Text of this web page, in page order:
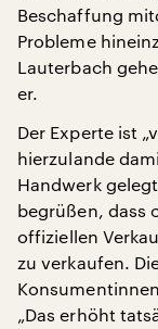
Beschaffung
Probleme
Lauterbach
er.
Der Experte ist
hierzulande
Handwerk
begrüßen, dass
offiziellen
zu verkaufen.
„Das erhöht